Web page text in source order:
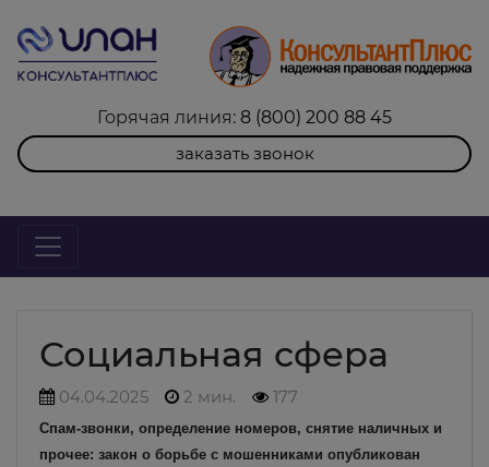
Горячая линия: 8 (800) 200 88 45
заказать звонок
Социальная сфера
04.04.2025 2 мин. 177
Спам-звонки, определение номеров, снятие наличных и
прочее: закон о борьбе с мошенниками опубликован